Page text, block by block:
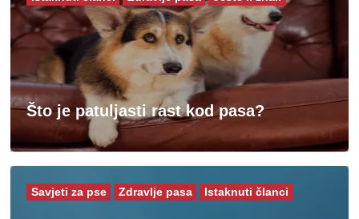
Što je patuljasti rast kod pasa?
Savjeti za pse Zdravlje pasa Istaknuti članci